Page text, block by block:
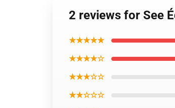
2 reviews for See
★★★★★
★★★★☆
★★★☆☆
★★☆☆☆